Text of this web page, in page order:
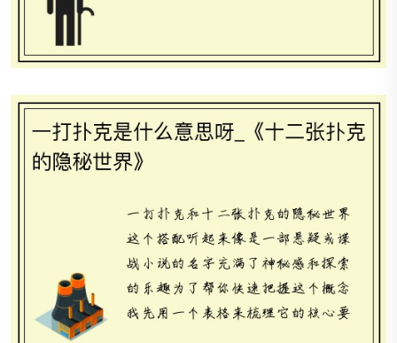
《王牌拍档：心动牌局启程》